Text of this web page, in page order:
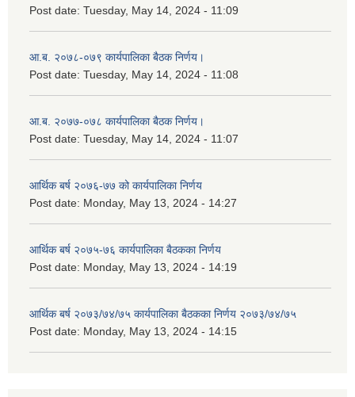
Post date: Tuesday, May 14, 2024 - 11:09
आ.ब. २०७८-०७९ कार्यपालिका बैठक निर्णय।
Post date: Tuesday, May 14, 2024 - 11:08
आ.ब. २०७७-०७८ कार्यपालिका बैठक निर्णय।
Post date: Tuesday, May 14, 2024 - 11:07
आर्थिक बर्ष २०७६-७७ को कार्यपालिका निर्णय
Post date: Monday, May 13, 2024 - 14:27
आर्थिक बर्ष २०७५-७६ कार्यपालिका बैठकका निर्णय
Post date: Monday, May 13, 2024 - 14:19
आर्थिक बर्ष २०७३/७४/७५ कार्यपालिका बैठकका निर्णय २०७३/७४/७५
Post date: Monday, May 13, 2024 - 14:15